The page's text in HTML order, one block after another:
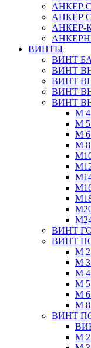
АНКЕР
АНКЕР
АНКЕР-
ВИНТЫ
ВИНТ
ВИНТ
ВИНТ
ВИНТ
ВИНТ
М 4
М 5
М 6
М 8
ВИНТ
ВИНТ
М 2
М 3
М 4
М 5
М 6
М 8
ВИНТ
М 2